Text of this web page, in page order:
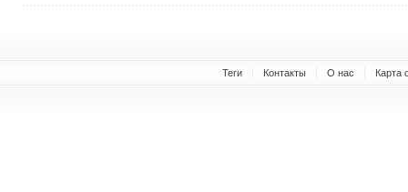
Теги Контакты О нас Карта